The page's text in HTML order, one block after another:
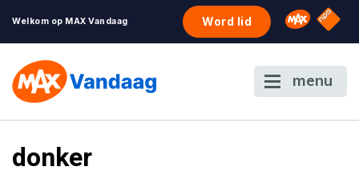
Welkom op MAX Vandaag Word lid Omroep
NPO
menu
donker